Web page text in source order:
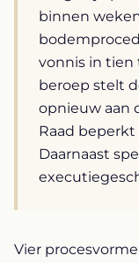
binnen
vonnis in tien
beroep stelt
opnieuw aan
Raad
Daarnaast
Vier